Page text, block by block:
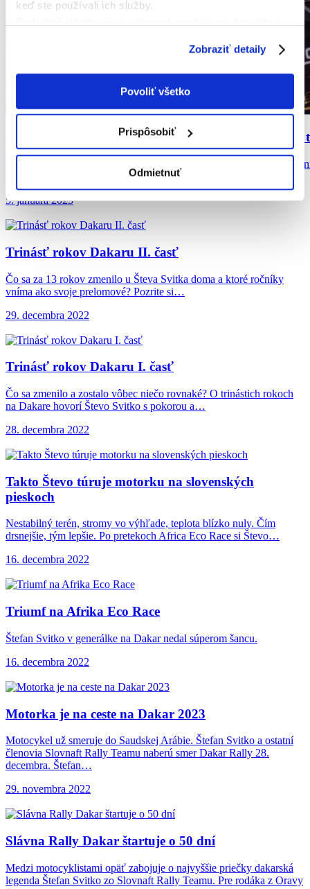
keď ste používali ich služby.
Zobraziť detaily
Povoliť všetko
Prispôsobiť
Odmietnuť
priebežnom poradí stúpa. „Mohlo
Tohtoročná Rely Dakar je ako apríl. Striedajú sa slnečné a daždivé
5. januára 2023
Trinásť rokov Dakaru II. časť
Čo sa za 13 rokov zmenilo u Števa Svitka doma a ktoré ročníky
vníma ako svoje prelomové? Pozrite si…
29. decembra 2022
Trinásť rokov Dakaru I. časť
Čo sa zmenilo a zostalo vôbec niečo rovnaké? O trinástich rokoch
na Dakare hovorí Števo Svitko s pokorou a…
28. decembra 2022
Takto Števo túruje motorku na slovenských
pieskoch
Nestabilný terén, stromy vo výhľade, teplota blízko nuly. Čím
drsnejšie, tým lepšie. Po pretekoch Africa Eco Race si Števo…
16. decembra 2022
Triumf na Afrika Eco Race
Štefan Svitko v generálke na Dakar nedal súperom šancu.
16. decembra 2022
Motorka je na ceste na Dakar 2023
Motocykel už smeruje do Saudskej Arábie. Štefan Svitko a ostatní
členovia Slovnaft Rally Teamu naberú smer Dakar Rally 28.
decembra. Štefan…
29. novembra 2022
Slávna Rally Dakar štartuje o 50 dní
Medzi motocyklistami opäť zabojuje o najvyššie priečky dakarská
legenda Štefan Svitko zo Slovnaft Rally Teamu. Pre rodáka z Oravy